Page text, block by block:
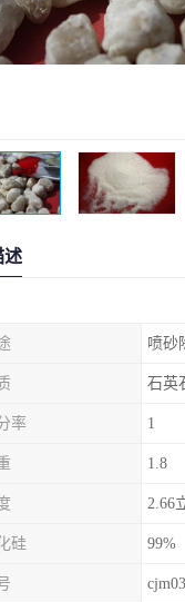
述
喷砂
石英
率 1
1.8
2.66
硅 99%